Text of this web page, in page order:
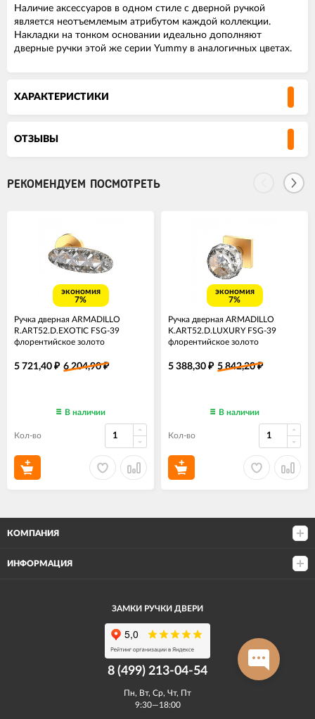
Наличие аксессуаров в одном стиле с дверной ручкой
является неотъемлемым атрибутом каждой коллекции.
Накладки на тонком основании идеально дополняют
дверные ручки этой же серии Yummy в аналогичных цветах.
ХАРАКТЕРИСТИКИ
ОТЗЫВЫ
РЕКОМЕНДУЕМ ПОСМОТРЕТЬ
экономия
7%
Ручка дверная ARMADILLO
R.ART52.D.EXOTIC FSG-39
флорентийское золото
5 721,40 ₽ 6 204,90₽
В наличии
Кол-во
экономия
7%
Ручка дверная ARMADILLO
K.ART52.D.LUXURY FSG-39
флорентийское золото
5 388,30 ₽ 5 842,20₽
В наличии
Кол-во
КОМПАНИЯ
ИНФОРМАЦИЯ
ЗАМКИ РУЧКИ ДВЕРИ
8 (499) 213-04-54​
Пн, Вт, Ср, Чт, Пт
9:30—18:00